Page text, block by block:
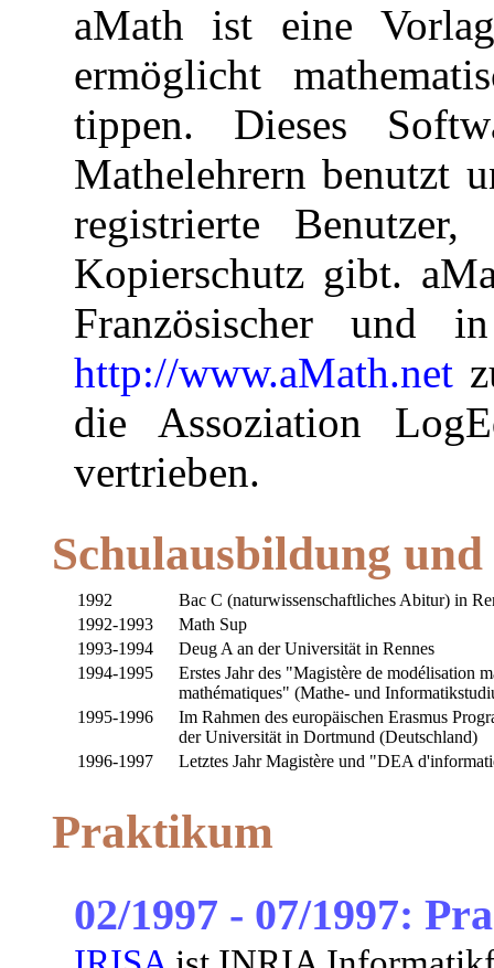
aMath ist eine
ermöglicht
tippen. Dieses
Mathelehrern benutzt
registrierte
Kopierschutz gibt.
Französischer und
http://www.aMath.net
die Assoziation
vertrieben.
Schulausbildung
1992
Bac C (naturwissenschaftliches Abitur) in
1992-1993
Math Sup
1993-1994
Deug A an der Universität in Rennes
1994-1995
Erstes Jahr des "Magistère de modélisation
mathématiques" (Mathe- und
1995-1996
Im Rahmen des europäischen Erasmus
der Universität in Dortmund (Deutschland)
1996-1997
Letztes Jahr Magistère und "DEA
Praktikum
02/1997 - 07/1997: